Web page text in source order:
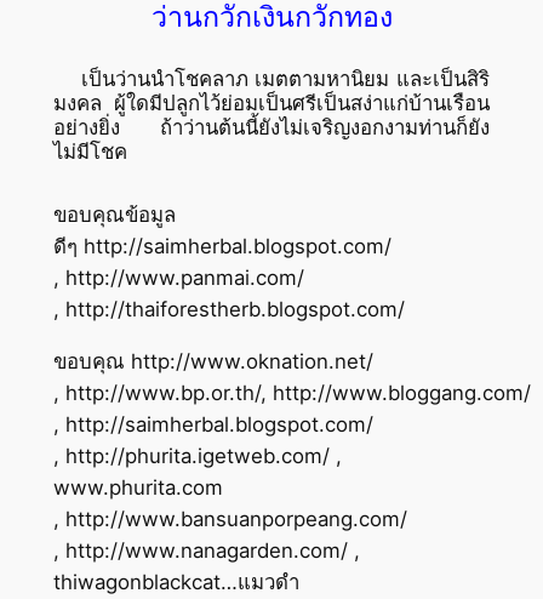
ว่านกวักเงินกวักทอง
เป็นว่านนำโชคลาภ เมตตามหานิยม และเป็นสิริ
มงคล ผู้ใดมีปลูกไว้ย่อมเป็นศรีเป็นสง่าแก่บ้านเรือน
อย่างยิ่ง ถ้าว่านต้นนี้ยังไม่เจริญงอกงามท่านก็ยัง
ไม่มีโชค
ขอบคุณข้อมูล
ดีๆ http://saimherbal.blogspot.com/
, http://www.panmai.com/
, http://thaiforestherb.blogspot.com/
ขอบคุณ http://www.oknation.net/
, http://www.bp.or.th/, http://www.bloggang.com/
, http://saimherbal.blogspot.com/
, http://phurita.igetweb.com/ ,
www.phurita.com
, http://www.bansuanporpeang.com/
, http://www.nanagarden.com/ ,
thiwagonblackcat…แมวดำ